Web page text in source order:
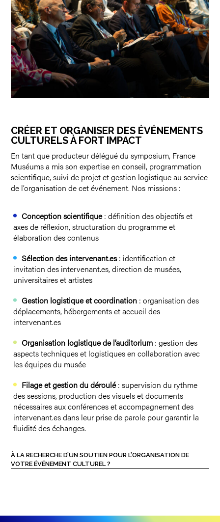
CRÉER ET ORGANISER DES ÉVÉNEMENTS
CULTURELS À FORT IMPACT
En tant que producteur délégué du symposium, France
Muséums a mis son expertise en conseil, programmation
scientifique, suivi de projet et gestion logistique au service
de l’organisation de cet événement. Nos missions :
Conception scientifique: définition des objectifs et
axes de réflexion, structuration du programme et
élaboration des contenus
Sélection des intervenant.es: identification et
invitation des intervenant.es, direction de musées,
universitaires et artistes
Gestion logistique et coordination : organisation des
déplacements, hébergements et accueil des
intervenant.es
Organisation logistique de l’auditorium : gestion des
aspects techniques et logistiques en collaboration avec
les équipes du musée
Filage et gestion du déroulé: supervision du rythme
des sessions, production des visuels et documents
nécessaires aux conférences et accompagnement des
intervenant.es dans leur prise de parole pour garantir la
fluidité des échanges.
À LA RECHERCHE D’UN SOUTIEN POUR L’ORGANISATION DE
VOTRE ÉVÉNEMENT CULTUREL ?